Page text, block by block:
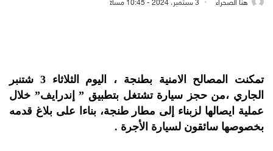
هنا الصحراء 3 سبتمبر، 2024 - 10:45 مساءً
تمكنت المصالح الامنية بطنجة ، اليوم الثلاثاء 3 شتنبر
الجاري ،من حجز سيارة تشتغل بتطبيق ” إندرايف” خلال
عملية ايصالها لزبناء إلى مطار طنجة، بناءا على بلاغ قدمه
بخصوصها سائقون لسيارة الأجرة .